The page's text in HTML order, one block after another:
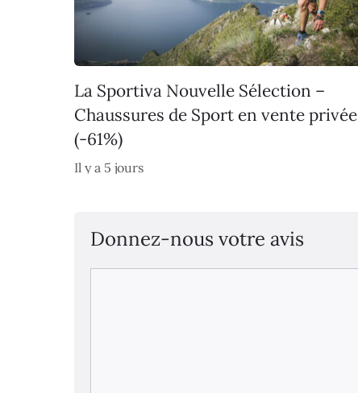
La Sportiva Nouvelle Sélection –
Chaussures de Sport en vente privée
(-61%)
Il y a 5 jours
Donnez-nous votre avis